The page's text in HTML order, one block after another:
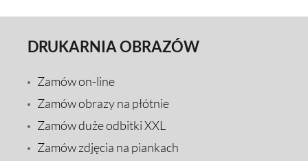
DRUKARNIA OBRAZÓW
Zamów on-line
Zamów obrazy na płótnie
Zamów duże odbitki XXL
Zamów zdjęcia na piankach